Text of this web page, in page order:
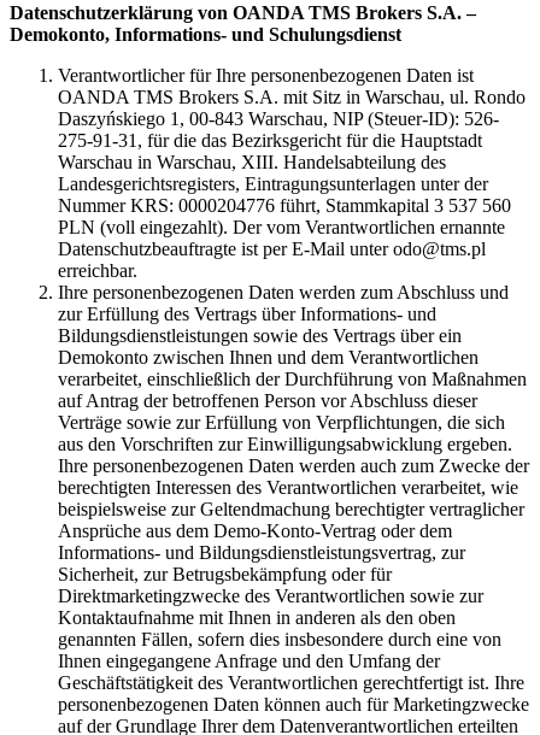
Datenschutzerklärung von OANDA TMS Brokers S.A. –
Demokonto, Informations- und Schulungsdienst
Verantwortlicher für Ihre personenbezogenen Daten ist
OANDA TMS Brokers S.A. mit Sitz in Warschau, ul. Rondo
Daszyńskiego 1, 00-843 Warschau, NIP (Steuer-ID): 526-
275-91-31, für die das Bezirksgericht für die Hauptstadt
Warschau in Warschau, XIII. Handelsabteilung des
Landesgerichtsregisters, Eintragungsunterlagen unter der
Nummer KRS: 0000204776 führt, Stammkapital 3 537 560
PLN (voll eingezahlt). Der vom Verantwortlichen ernannte
Datenschutzbeauftragte ist per E-Mail unter odo@tms.pl
erreichbar.
Ihre personenbezogenen Daten werden zum Abschluss und
zur Erfüllung des Vertrags über Informations- und
Bildungsdienstleistungen sowie des Vertrags über ein
Demokonto zwischen Ihnen und dem Verantwortlichen
verarbeitet, einschließlich der Durchführung von Maßnahmen
auf Antrag der betroffenen Person vor Abschluss dieser
Verträge sowie zur Erfüllung von Verpflichtungen, die sich
aus den Vorschriften zur Einwilligungsabwicklung ergeben.
Ihre personenbezogenen Daten werden auch zum Zwecke der
berechtigten Interessen des Verantwortlichen verarbeitet, wie
beispielsweise zur Geltendmachung berechtigter vertraglicher
Ansprüche aus dem Demo-Konto-Vertrag oder dem
Informations- und Bildungsdienstleistungsvertrag, zur
Sicherheit, zur Betrugsbekämpfung oder für
Direktmarketingzwecke des Verantwortlichen sowie zur
Kontaktaufnahme mit Ihnen in anderen als den oben
genannten Fällen, sofern dies insbesondere durch eine von
Ihnen eingegangene Anfrage und den Umfang der
Geschäftstätigkeit des Verantwortlichen gerechtfertigt ist. Ihre
personenbezogenen Daten können auch für Marketingzwecke
auf der Grundlage Ihrer dem Datenverantwortlichen erteilten